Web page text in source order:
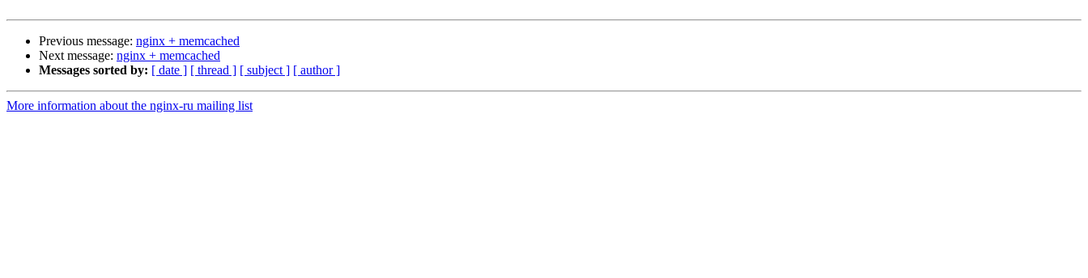
Previous message: nginx + memcached
Next message: nginx + memcached
Messages sorted by: [ date ] [ thread ] [ subject ] [ author ]
More information about the nginx-ru mailing list